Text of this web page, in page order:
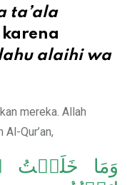
ta’ala
alaihi wa
mereka. Allah
Qur’an,
وَمَا خَلَقۡتُ